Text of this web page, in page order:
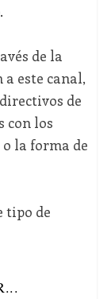
de la
este canal,
de
con los
la forma de
tipo de